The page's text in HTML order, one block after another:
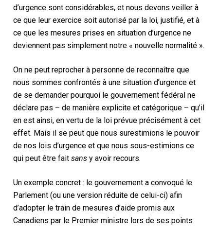
d’urgence sont considérables, et nous devons veiller à
ce que leur exercice soit autorisé par la loi, justifié, et à
ce que les mesures prises en situation d’urgence ne
deviennent pas simplement notre « nouvelle normalité ».
On ne peut reprocher à personne de reconnaître que
nous sommes confrontés à une situation d’urgence et
de se demander pourquoi le gouvernement fédéral ne
déclare pas – de manière explicite et catégorique – qu’il
en est ainsi, en vertu de la loi prévue précisément à cet
effet. Mais il se peut que nous surestimions le pouvoir
de nos lois d’urgence et que nous sous-estimions ce
qui peut être fait sansy avoir recours.
Un exemple concret : le gouvernement a convoqué le
Parlement (ou une version réduite de celui-ci) afin
d’adopter le train de mesures d’aide promis aux
Canadiens par le Premier ministre lors de ses points